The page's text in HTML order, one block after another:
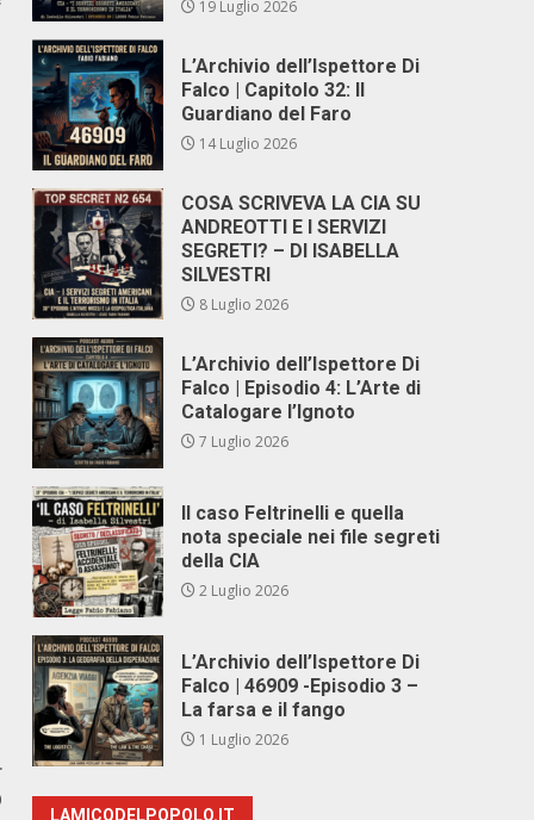
19 Luglio 2026
L’Archivio dell’Ispettore Di
Falco | Capitolo 32: Il
Guardiano del Faro
14 Luglio 2026
COSA SCRIVEVA LA CIA SU
ANDREOTTI E I SERVIZI
SEGRETI? – DI ISABELLA
SILVESTRI
8 Luglio 2026
L’Archivio dell’Ispettore Di
Falco | Episodio 4: L’Arte di
Catalogare l’Ignoto
7 Luglio 2026
Il caso Feltrinelli e quella
nota speciale nei file segreti
della CIA
2 Luglio 2026
L’Archivio dell’Ispettore Di
Falco | 46909 -Episodio 3 –
La farsa e il fango
1 Luglio 2026
LAMICODELPOPOLO.IT